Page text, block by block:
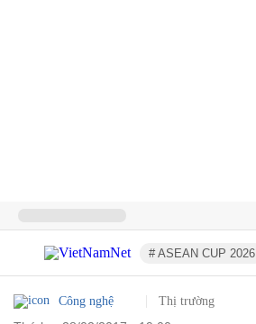
# ASEAN CUP 2026
Công nghệ Thị trường